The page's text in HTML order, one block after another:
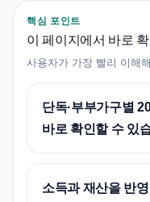
핵심 포인트
이 페이지에서 바로
사용자가 가장 빨리 이해
단독·부부가구별
바로 확인할 수 있
소득과 재산을 반